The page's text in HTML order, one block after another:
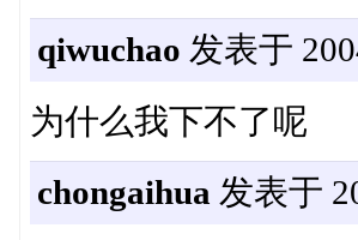
qiwuchao 发表于
为什么我下不了呢
chongaihua 发表于